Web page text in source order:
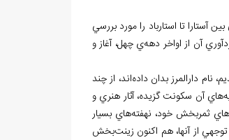
آستارا تا استارباد را مورد بررسي
آن از اواخر دههي چهل، آغاز و
نام دارالمرز بدان دادهاند، از چند
هاي آن سكونت گزيده، آثار هنري و
هاي ثمربخش خود، نهفتههاي بسيار
از آن‏ها، هم اكنون زينتبخش